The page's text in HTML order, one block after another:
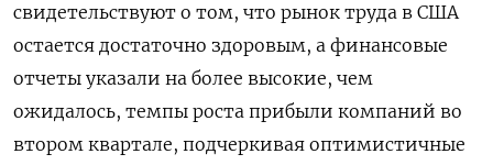
свидетельствуют о том, что рынок труда в США
остается достаточно здоровым, а финансовые
отчеты указали на более высокие, чем
ожидалось, темпы роста прибыли компаний во
втором квартале, подчеркивая оптимистичные